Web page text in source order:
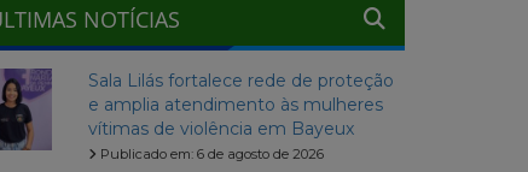
NOTÍCIAS
Sala Lilás fortalece rede de proteção
e amplia atendimento às mulheres
vítimas de violência em Bayeux
Publicado em: 6 de agosto de 2026